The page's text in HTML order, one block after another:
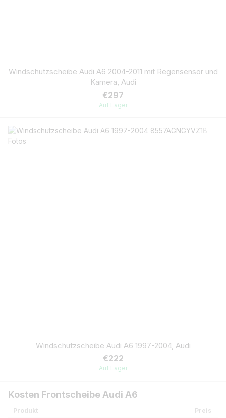
Windschutzscheibe Audi A6 2004-2011 mit Regensensor und
Kamera, Audi
€297
Auf Lager
Windschutzscheibe Audi A6 1997-2004, Audi
€222
Auf Lager
Kosten Frontscheibe Audi A6
Produkt Preis